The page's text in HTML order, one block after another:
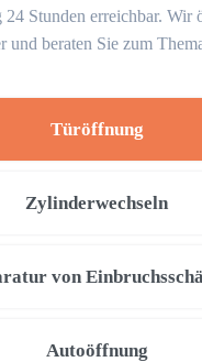
24 Stunden erreichbar. Wir
und beraten Sie zum
Türöffnung
Zylinderwechseln
von
Autoöffnung